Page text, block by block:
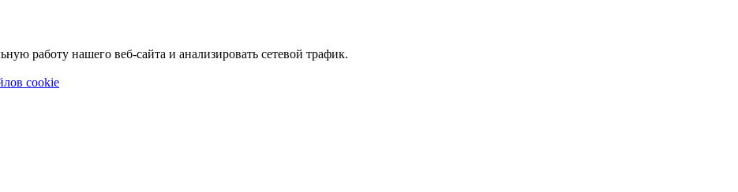
работу нашего веб-сайта и анализировать сетевой трафик.
cookie